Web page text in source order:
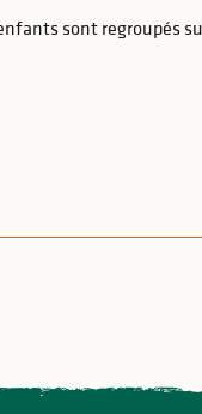
sont regroupés